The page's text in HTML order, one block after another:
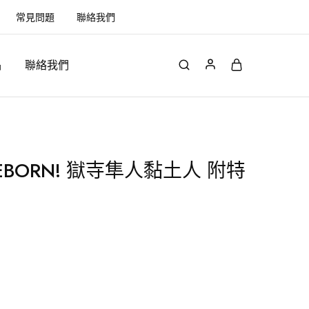
常見問題 聯絡我們
聯絡我們
獄寺隼人黏土人 附特